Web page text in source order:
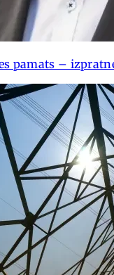
pamats –